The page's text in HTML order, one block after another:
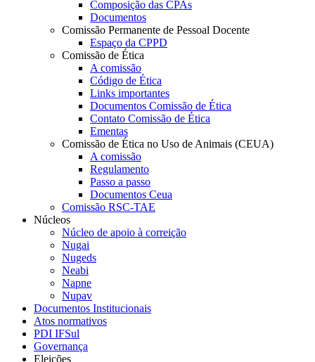
Composição das CPAs
Documentos
Comissão Permanente de Pessoal Docente
Espaço da CPPD
Comissão de Ética
A comissão
Código de Ética
Links importantes
Documentos Comissão de Ética
Contato Comissão de Ética
Ementas
Comissão de Ética no Uso de Animais (CEUA)
A comissão
Regulamento
Passo a passo
Documentos Ceua
Comissão RSC-TAE
Núcleos
Núcleo de apoio à correição
Nugai
Nugeds
Neabi
Napne
Nupav
Documentos Institucionais
Atos normativos
PDI IFSul
Governança
Eleições